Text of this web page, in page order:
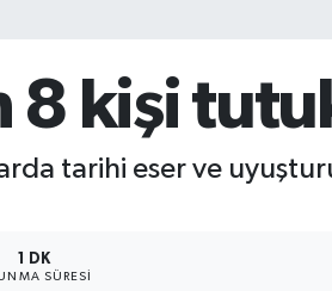
8 kişi
tarihi eser ve
1 DK
SÜRESI